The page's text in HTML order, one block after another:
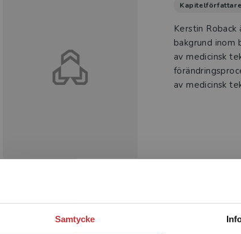
Samtycke Begränsad
Kapitelförfattare
Kerstin
bakgrund inom
av medicinsk
av medicinsk